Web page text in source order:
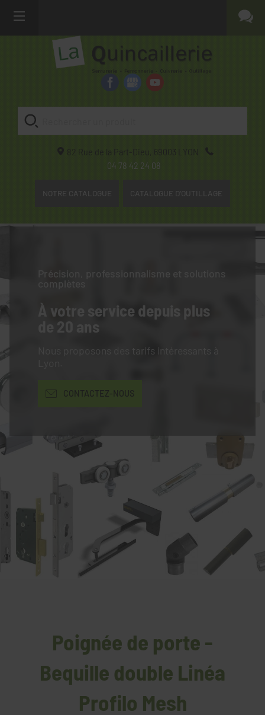
82 Rue de la Part-Dieu, 69003
LYON
04 78 42 24 08
NOTRE CATALOGUE CATALOGUE D'OUTILLAGE
Précision, professionnalisme et solutions
complètes
À votre service depuis plus
de 20 ans
Nous proposons des tarifs intéressants à
CONTACTEZ-NOUS
Poignée de porte -
Bequille double Linéa
Profilo Mesh